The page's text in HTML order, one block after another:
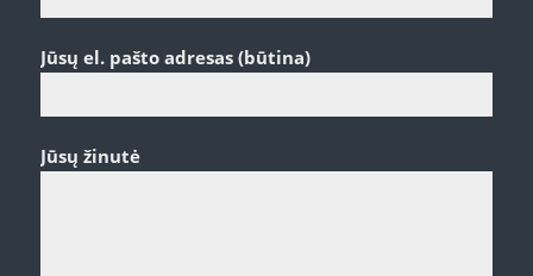
Jūsų el. pašto adresas (būtina)
Jūsų žinutė